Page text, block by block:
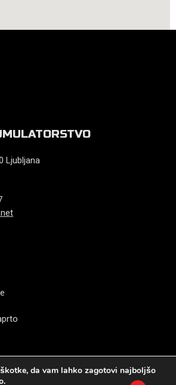
Ljubljana
da vam lahko zagotovi najboljšo